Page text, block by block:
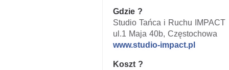
Gdzie ?
Studio Tańca i Ruchu IMPACT
ul.1 Maja 40b, Częstochowa
www.studio-impact.pl
Koszt ?